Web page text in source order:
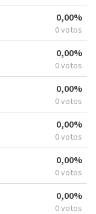
0,00%
0 votos
0,00%
0 votos
0,00%
0 votos
0,00%
0 votos
0,00%
0 votos
0,00%
0 votos